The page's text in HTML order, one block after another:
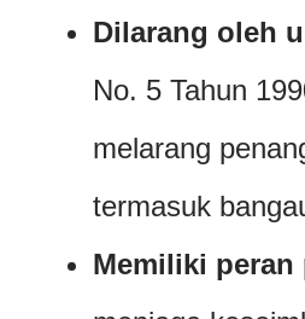
Dilarang oleh
No. 5 Tahun
melarang
termasuk
Memiliki peran